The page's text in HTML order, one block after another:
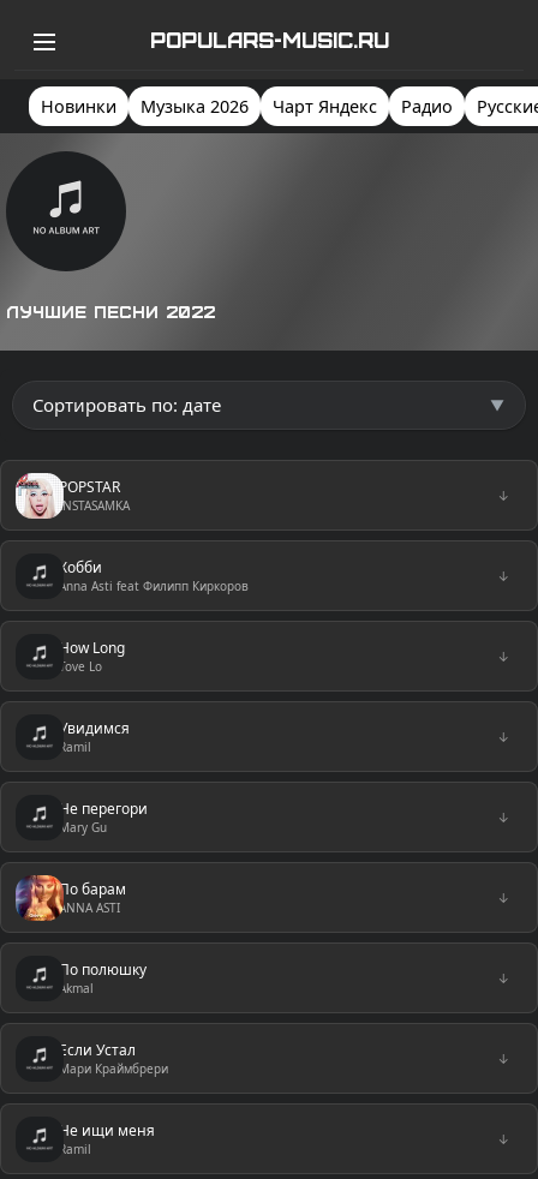
POPULARS-MUSIC.RU
Новинки Музыка 2026 Чарт Яндекс Радио
Лучшие песни 2022
POPSTAR
INSTASAMKA
↓
Хобби
Anna Asti feat Филипп Киркоров
↓
How Long
Tove Lo
↓
Увидимся
Ramil
↓
Не перегори
Mary Gu
↓
По барам
ANNA ASTI
↓
По полюшку
Akmal
↓
Если Устал
Мари Краймбрери
↓
Не ищи меня
Ramil
↓